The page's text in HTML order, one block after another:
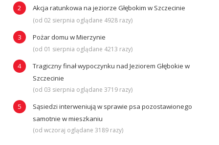
Akcja ratunkowa na jeziorze Głębokim w Szczecinie
(od 02 sierpnia oglądane 4928 razy)
Pożar domu w Mierzynie
(od 01 sierpnia oglądane 4213 razy)
Tragiczny finał wypoczynku nad Jeziorem Głębokie w
Szczecinie
(od 03 sierpnia oglądane 3719 razy)
Sąsiedzi interweniują w sprawie psa pozostawionego
samotnie w mieszkaniu
(od wczoraj oglądane 3189 razy)